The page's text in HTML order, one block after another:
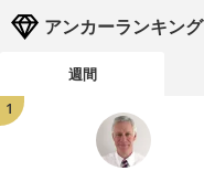
アンカーランキング
週間
1